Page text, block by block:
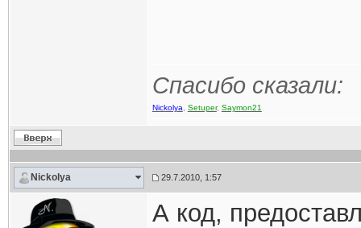
Спасибо сказали:
Nickolya Setuper, Saymon21
Nickolya 29.7.2010, 1:57
А код,